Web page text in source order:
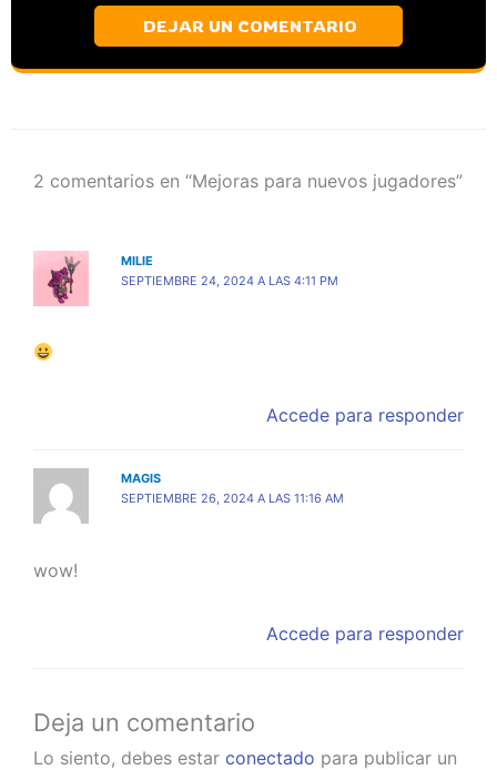
DEJAR UN COMENTARIO
2 comentarios en “Mejoras para nuevos jugadores”
MILIE
SEPTIEMBRE 24, 2024 A LAS 4:11 PM
Accede para responder
MAGIS
SEPTIEMBRE 26, 2024 A LAS 11:16 AM
wow!
Accede para responder
Deja un comentario
Lo siento, debes estar conectado para publicar un